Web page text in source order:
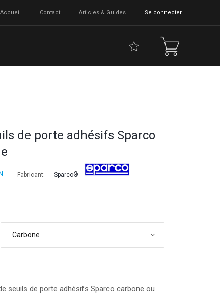
Accueil Contact Articles & Guides Se connecter
de porte adhésifs Sparco
Fabricant: Sparco®
Carbone
seuils de porte adhésifs Sparco carbone ou